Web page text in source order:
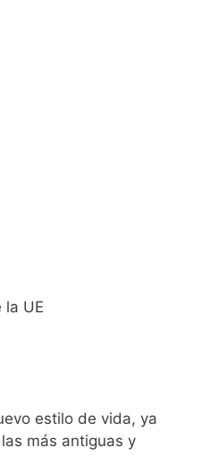
estilo de vida, ya
más antiguas y